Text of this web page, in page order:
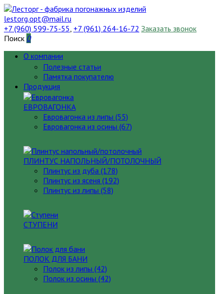
lestorg.opt@mail.ru
+7 (960) 599-75-55, +7 (961) 264-16-72 Заказать звонок
Поиск 0
О компании
Полезные статьи
Памятка покупателю
Продукция
ЕВРОВАГОНКА
Евровагонка из липы (55)
Евровагонка из осины (67)
ПЛИНТУС НАПОЛЬНЫЙ/ПОТОЛОЧНЫЙ
Плинтус из дуба (178)
Плинтус из ясеня (192)
Плинтус из липы (58)
СТУПЕНИ
ПОЛОК ДЛЯ БАНИ
Полок из липы (42)
Полок из осины (42)